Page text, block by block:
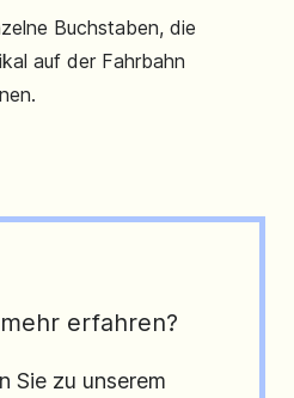
Buchstaben, die
auf der Fahrbahn
erfahren?
Sie zu unserem